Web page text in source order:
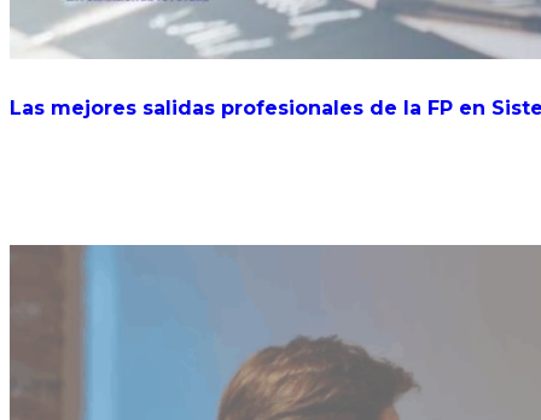
Las mejores salidas profesionales de la FP en